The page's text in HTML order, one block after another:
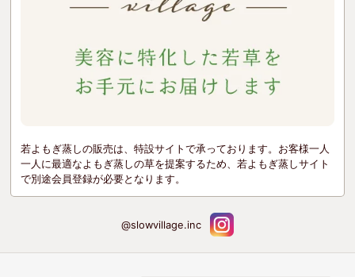
若よもぎ蒸しの販売は、特設サイトで承っております。お客様一人
一人に最適なよもぎ蒸しの草を提案するため、若よもぎ蒸しサイト
で別途会員登録が必要となります。
@slowvillage.inc